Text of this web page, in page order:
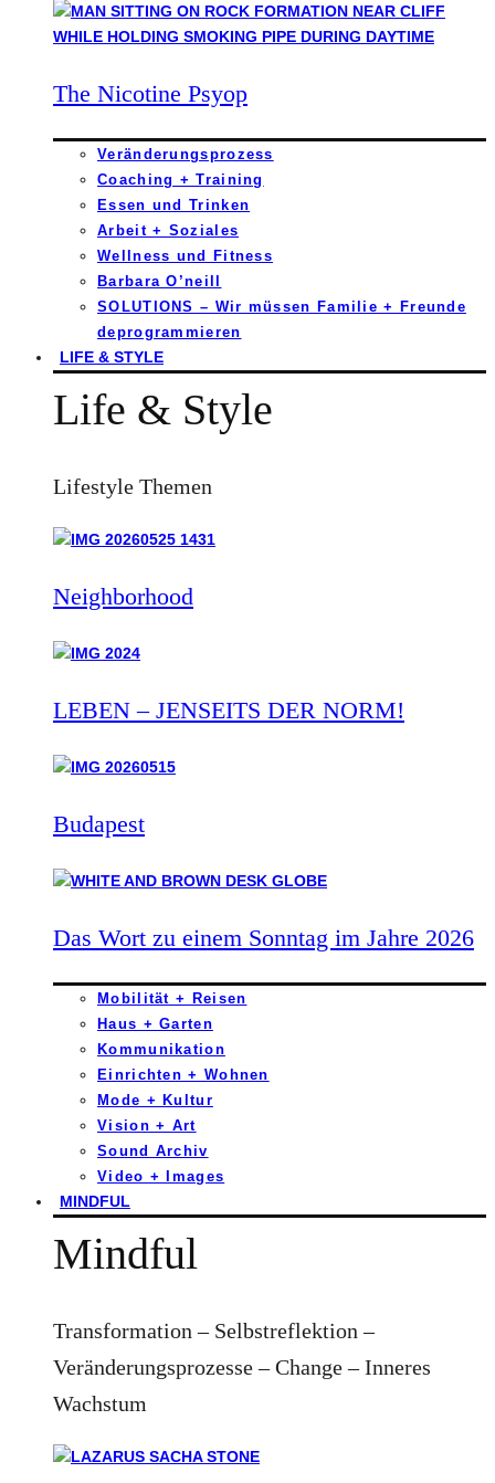
The Nicotine Psyop
Veränderungsprozess
Coaching + Training
Essen und Trinken
Arbeit + Soziales
Wellness und Fitness
Barbara O’neill
SOLUTIONS – Wir müssen Familie + Freunde
deprogrammieren
LIFE & STYLE
Life & Style
Lifestyle Themen
Neighborhood
LEBEN – JENSEITS DER NORM!
Budapest
Das Wort zu einem Sonntag im Jahre 2026
Mobilität + Reisen
Haus + Garten
Kommunikation
Einrichten + Wohnen
Mode + Kultur
Vision + Art
Sound Archiv
Video + Images
MINDFUL
Mindful
Transformation – Selbstreflektion –
Veränderungsprozesse – Change – Inneres
Wachstum